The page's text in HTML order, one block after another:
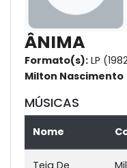
ÂNIMA
Formato(s): LP
Milton Nascimento
MÚSICAS
Nome